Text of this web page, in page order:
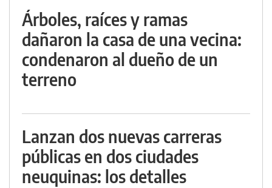
Árboles, raíces y ramas
dañaron la casa de una vecina:
condenaron al dueño de un
terreno
Lanzan dos nuevas carreras
públicas en dos ciudades
neuquinas: los detalles